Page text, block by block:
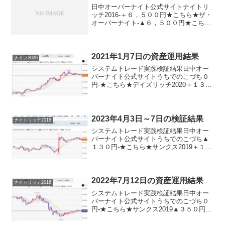
日中オーバーナイト公式サイトナイトリ
ッチ2016-＋６，５００円★こちら★ザ・
オーバーナイト-▲６，５００円★こちら
円-★...
ナイツ2020 2021年1月7日の資産運用結果
システムトレード実践検証結果日中オー
バーナイト公式サイトうちでのこづち０
円-★こちら★デイズリッチ2020＋１３０
ナイトリッチ2016 2023年4月3日～7日の検証結果
システムトレード実践検証結果日中オー
バーナイト公式サイトうちでのこづち▲
１３０円-★こちら★サンクス2019＋１４
ド...
ナイトリッチ2016 2022年7月12日の資産運用結果
システムトレード実践検証結果日中オー
バーナイト公式サイトうちでのこづち０
円-★こちら★サンクス2019▲３５０円-